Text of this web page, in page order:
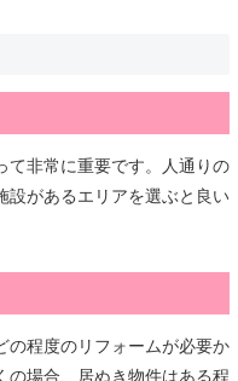
て非常に重要です。人通りの
設があるエリアを選ぶと良い
の程度のリフォームが必要か
の場合、居ぬき物件はある程